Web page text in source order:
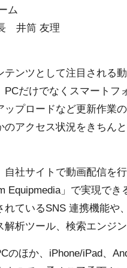
ム
井筒 友理
テンツとして注目される
だけでなくスマートフ
プロードなど更新作業
のアクセス状況をきちん
社サイトで動画配信を
Equipmedia」で実現で
ているSNS 連携機能や
析ツール、検索エンジ
のほか、iPhone/iPad、